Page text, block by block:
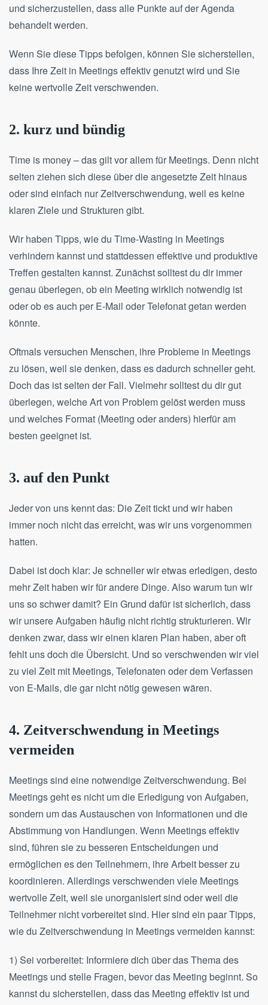
und sicherzustellen, dass alle Punkte auf der Agenda
behandelt werden.
Wenn Sie diese Tipps befolgen, können Sie sicherstellen,
dass Ihre Zeit in Meetings effektiv genutzt wird und Sie
keine wertvolle Zeit verschwenden.
2. kurz und bündig
Time is money – das gilt vor allem für Meetings. Denn nicht
selten ziehen sich diese über die angesetzte Zeit hinaus
oder sind einfach nur Zeitverschwendung, weil es keine
klaren Ziele und Strukturen gibt.
Wir haben Tipps, wie du Time-Wasting in Meetings
verhindern kannst und stattdessen effektive und produktive
Treffen gestalten kannst. Zunächst solltest du dir immer
genau überlegen, ob ein Meeting wirklich notwendig ist
oder ob es auch per E-Mail oder Telefonat getan werden
könnte.
Oftmals versuchen Menschen, ihre Probleme in Meetings
zu lösen, weil sie denken, dass es dadurch schneller geht.
Doch das ist selten der Fall. Vielmehr solltest du dir gut
überlegen, welche Art von Problem gelöst werden muss
und welches Format (Meeting oder anders) hierfür am
besten geeignet ist.
3. auf den Punkt
Jeder von uns kennt das: Die Zeit tickt und wir haben
immer noch nicht das erreicht, was wir uns vorgenommen
hatten.
Dabei ist doch klar: Je schneller wir etwas erledigen, desto
mehr Zeit haben wir für andere Dinge. Also warum tun wir
uns so schwer damit? Ein Grund dafür ist sicherlich, dass
wir unsere Aufgaben häufig nicht richtig strukturieren. Wir
denken zwar, dass wir einen klaren Plan haben, aber oft
fehlt uns doch die Übersicht. Und so verschwenden wir viel
zu viel Zeit mit Meetings, Telefonaten oder dem Verfassen
von E-Mails, die gar nicht nötig gewesen wären.
4. Zeitverschwendung in Meetings
vermeiden
Meetings sind eine notwendige Zeitverschwendung. Bei
Meetings geht es nicht um die Erledigung von Aufgaben,
sondern um das Austauschen von Informationen und die
Abstimmung von Handlungen. Wenn Meetings effektiv
sind, führen sie zu besseren Entscheidungen und
ermöglichen es den Teilnehmern, ihre Arbeit besser zu
koordinieren. Allerdings verschwenden viele Meetings
wertvolle Zeit, weil sie unorganisiert sind oder weil die
Teilnehmer nicht vorbereitet sind. Hier sind ein paar Tipps,
wie du Zeitverschwendung in Meetings vermeiden kannst:
1) Sei vorbereitet: Informiere dich über das Thema des
Meetings und stelle Fragen, bevor das Meeting beginnt. So
kannst du sicherstellen, dass das Meeting effektiv ist und